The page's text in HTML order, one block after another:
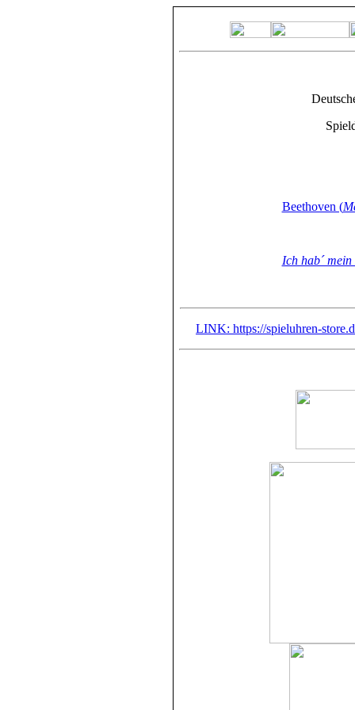
Beethoven (
Ich hab´
LINK: https://spieluhren-